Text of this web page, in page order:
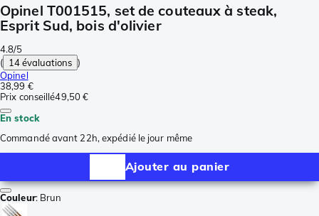
Opinel T001515, set de couteaux à steak,
Esprit Sud, bois d'olivier
4.8/5
( 14 évaluations )
Opinel
38,99 €
Prix conseillé49,50 €
En stock
Commandé avant 22h, expédié le jour même
Ajouter au panier
Couleur: Brun